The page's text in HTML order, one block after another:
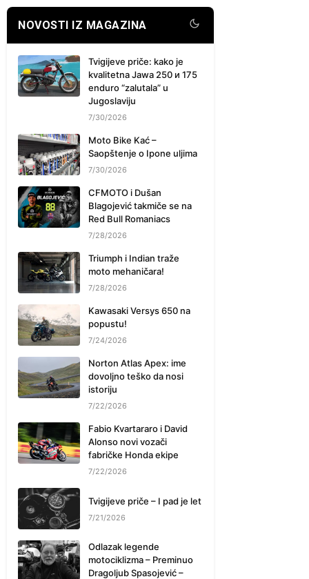
NOVOSTI IZ MAGAZINA
Tvigijeve priče: kako je
kvalitetna Jawa 250 и 175
enduro “zalutala” u
Jugoslaviju
7/30/2026
Moto Bike Kać –
Saopštenje o Ipone uljima
7/30/2026
CFMOTO i Dušan
Blagojević takmiče se na
Red Bull Romaniacs
7/28/2026
Triumph i Indian traže
moto mehaničara!
7/28/2026
Kawasaki Versys 650 na
popustu!
7/24/2026
Norton Atlas Apex: ime
dovoljno teško da nosi
istoriju
7/22/2026
Fabio Kvartararo i David
Alonso novi vozači
fabričke Honda ekipe
7/22/2026
Tvigijeve priče – I pad je let
7/21/2026
Odlazak legende
motociklizma – Preminuo
Dragoljub Spasojević –